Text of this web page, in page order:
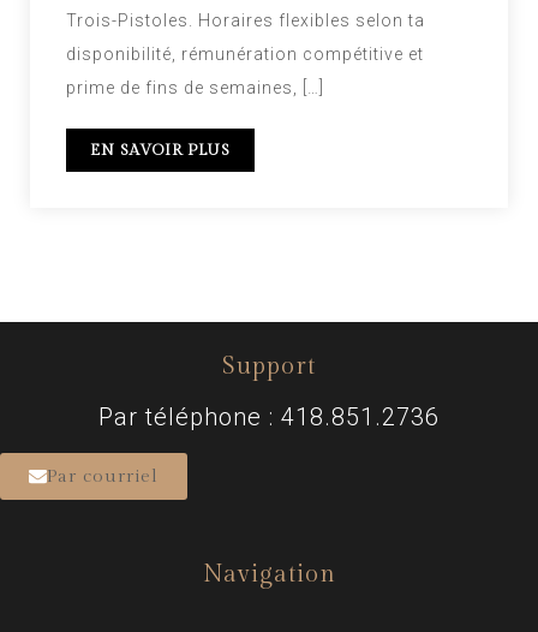
Trois-Pistoles. Horaires flexibles selon ta
disponibilité, rémunération compétitive et
prime de fins de semaines, […]
EN SAVOIR PLUS
Support
Par téléphone : 418.851.2736
Par courriel
Navigation